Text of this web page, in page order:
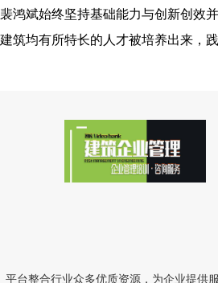
裴鸿斌始终坚持基础能力与创新创效
建筑均有所特长的人才被培养出来，
平台整合行业众多优质资源，为企业提供